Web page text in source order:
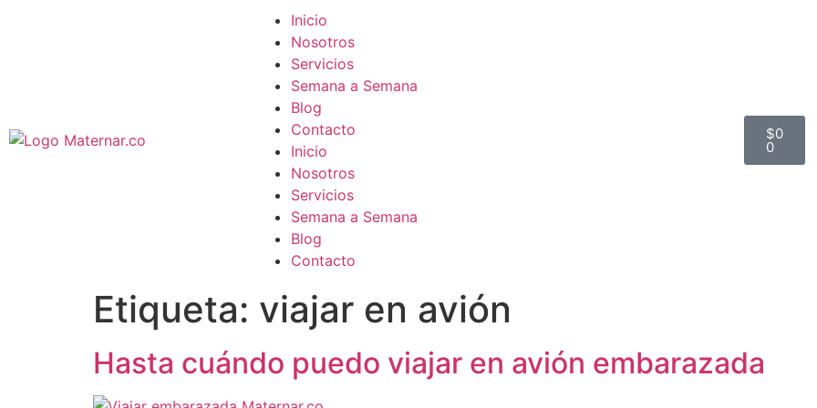
Inicio
Nosotros
Servicios
Semana a Semana
Blog
Contacto
Inicio
Nosotros
Servicios
Semana a Semana
Blog
Contacto
$0
0
Etiqueta: viajar en avión
Hasta cuándo puedo viajar en avión embarazada